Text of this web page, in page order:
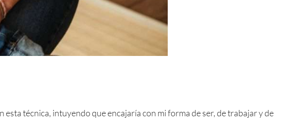
técnica, intuyendo que encajaría con mi forma de ser, de trabajar y de